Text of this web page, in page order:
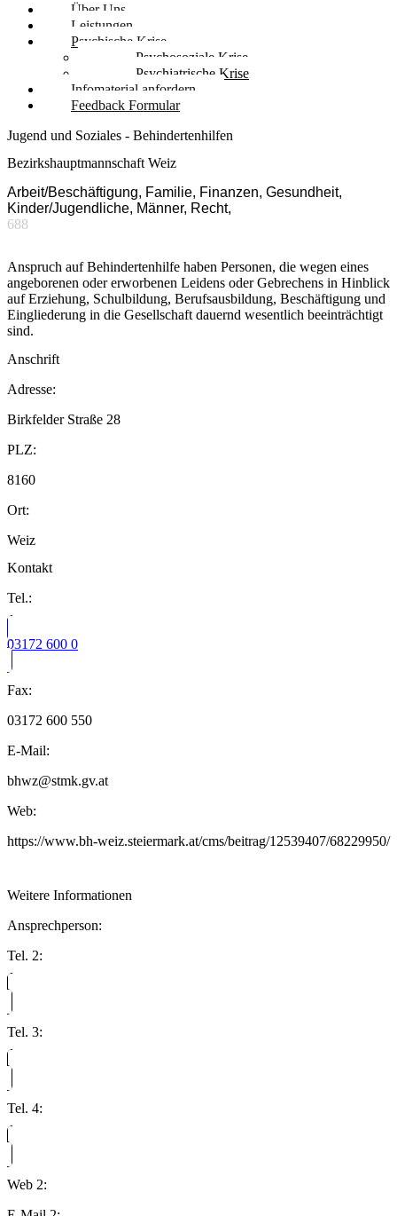
Über Uns
Leistungen
Psychische Krise
Psychosoziale Krise
Psychiatrische Krise
Infomaterial anfordern
Feedback Formular
Jugend und Soziales - Behindertenhilfen
Bezirkshauptmannschaft Weiz
Arbeit/Beschäftigung, Familie, Finanzen, Gesundheit,
Kinder/Jugendliche, Männer, Recht,
688
Anspruch auf Behindertenhilfe haben Personen, die wegen eines
angeborenen oder erworbenen Leidens oder Gebrechens in Hinblick
auf Erziehung, Schulbildung, Berufsausbildung, Beschäftigung und
Eingliederung in die Gesellschaft dauernd wesentlich beeinträchtigt
sind.
Anschrift
Adresse:
Birkfelder Straße 28
PLZ:
8160
Ort:
Weiz
Kontakt
Tel.:
03172 600 0
Fax:
03172 600 550
E-Mail:
bhwz@stmk.gv.at
Web:
https://www.bh-weiz.steiermark.at/cms/beitrag/12539407/68229950/
Weitere Informationen
Ansprechperson:
Tel. 2:
Tel. 3:
Tel. 4:
Web 2: